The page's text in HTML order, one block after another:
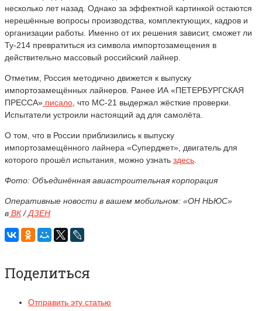
несколько лет назад. Однако за эффектной картинкой остаются
нерешённые вопросы производства, комплектующих, кадров и
организации работы. Именно от их решения зависит, сможет ли
Ту-214 превратиться из символа импортозамещения в
действительно массовый российский лайнер.
Отметим, Россия методично движется к выпуску
импортозамещённых лайнеров. Ранее ИА «ПЕТЕРБУРГСКАЯ
ПРЕССА» писало , что МС-21 выдержал жёсткие проверки.
Испытатели устроили настоящий ад для самолёта.
О том, что в России приблизились к выпуску
импортозамещённого лайнера «Суперджет», двигатель для
которого прошёл испытания, можно узнать здесь
Фото: Объединённая авиастроительная корпорация
Оперативные новости в вашем мобильном: «ОН НЬЮС»
в ВК/ДЗЕН
Поделиться
Отправить эту статью